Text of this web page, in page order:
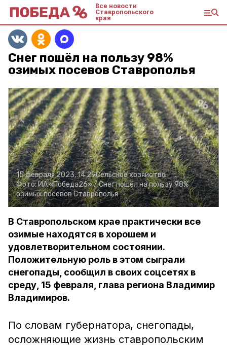
Все новости
Ставропольского
края
Снег пошёл на пользу 98%
озимых посевов Ставрополья
15 февраля 2023, 14:29Сельское хозяйство
Фото:ИА «Победа26» /Снег пошёл на пользу 98%
озимых посевов Ставрополья
В Ставропольском крае практически все
озимые находятся в хорошем и
удовлетворительном состоянии.
Положительную роль в этом сыграли
снегопады, сообщил в своих соцсетях в
среду, 15 февраля, глава региона Владимир
Владимиров.
По словам губернатора, снегопады,
осложняющие жизнь ставропольским